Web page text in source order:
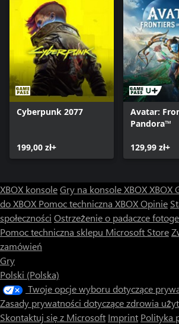
Cyberpunk 2077
199,00 zł+
Avatar:
Pandora™
129,99 zł+
XBOX konsoleGry na konsole XBOXXBOX
do XBOX Pomoc techniczna XBOXOpinie
społeczności Ostrzeżenie o padaczce
Pomoc techniczna sklepu Microsoft Store
zamówień
Gry
Polski (Polska)
Twoje opcje wyboru dotyczące
Zasady prywatności dotyczące zdrowia
Skontaktuj się z Microsoft Imprint Polityka